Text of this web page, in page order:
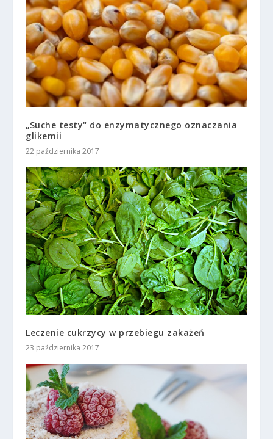
„Suche testy" do enzymatycznego oznaczania
glikemii
22 października 2017
Leczenie cukrzycy w przebiegu zakażeń
23 października 2017